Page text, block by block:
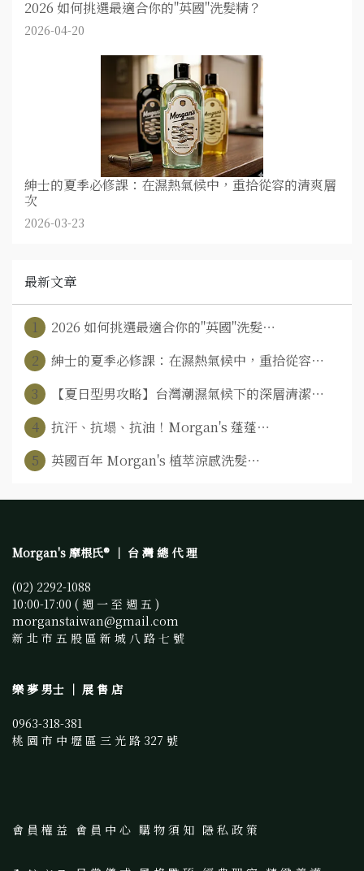
2026 如何挑選最適合你的"英國"洗髮精？
2026-04-20
紳士的夏季必修課：在濕熱氣候中，重拾從容的清爽層
次
2026-03-23
最新文章
1
2026 如何挑選最適合你的"英國"洗髮⋯
2
紳士的夏季必修課：在濕熱氣候中，重拾從容⋯
3
【夏日型男攻略】台灣潮濕氣候下的深層清潔⋯
4
抗汗、抗塌、抗油！Morgan's 蓬蓬⋯
5
英國百年 Morgan's 植萃涼感洗髮⋯
Morgan's 摩根氏® ｜ 台 灣 總 代 理
(02) 2292-1088
10:00-17:00 ( 週 一 至 週 五 )
morganstaiwan@gmail.com
新 北 市 五 股 區 新 城 八 路 七 號
樂 夢 男士 ｜ 展 售 店
0963-318-381
桃 園 市 中 壢 區 三 光 路 327 號
會 員 權 益 會 員 中 心 購 物 須 知 隱 私 政 策